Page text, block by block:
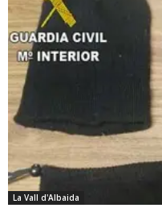
La Vall d'Albaida